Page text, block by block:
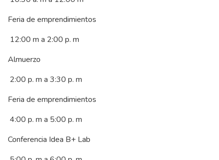
Feria de emprendimientos
12:00 m a 2:00 p. m
Almuerzo
2:00 p. m a 3:30 p. m
Feria de emprendimientos
4:00 p. m a 5:00 p. m
Conferencia Idea B+ Lab